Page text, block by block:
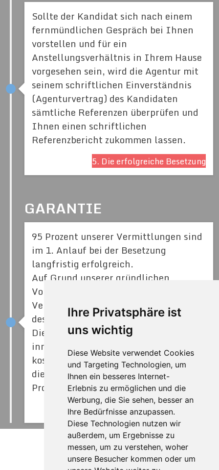
Ihre Privatsphäre ist
uns wichtig
Diese Website verwendet Cookies
und Targeting Technologien, um
Ihnen ein besseres Internet-
Erlebnis zu ermöglichen und die
Werbung, die Sie sehen, besser an
Ihre Bedürfnisse anzupassen.
Diese Technologien nutzen wir
außerdem, um Ergebnisse zu
messen, um zu verstehen, woher
unsere Besucher kommen oder um
Sollte der Kandidat sich nach einem
fernmündlichen Gespräch bei Ihnen
vorstellen und für ein
Anstellungsverhältnis in Ihrem Hause
vorgesehen sein, wird die Agentur mit
seinem schriftlichen Einverständnis
(Agenturvertrag) des Kandidaten
sämtliche Referenzen überprüfen und
Ihnen einen schriftlichen
Referenzbericht zukommen lassen.
5. Die erfolgreiche Besetzung
95 Prozent unserer Vermittlungen sind
im 1. Anlauf bei der Besetzung
langfristig erfolgreich.
Auf Grund unserer gründlichen
Vorgehensweise wird ein
Vertragsverhältnis selten innerhalb
des ersten Jahres wieder gelöst.
Die Agentur garantiert Ihnen
innerhalb von 12 Monaten eine
kostenfreie Folgevermittlung, sollte
die vermittelte Kraft ausfallen oder die
Probezeit nicht überstehen.
mehr Infos
GARANTIE